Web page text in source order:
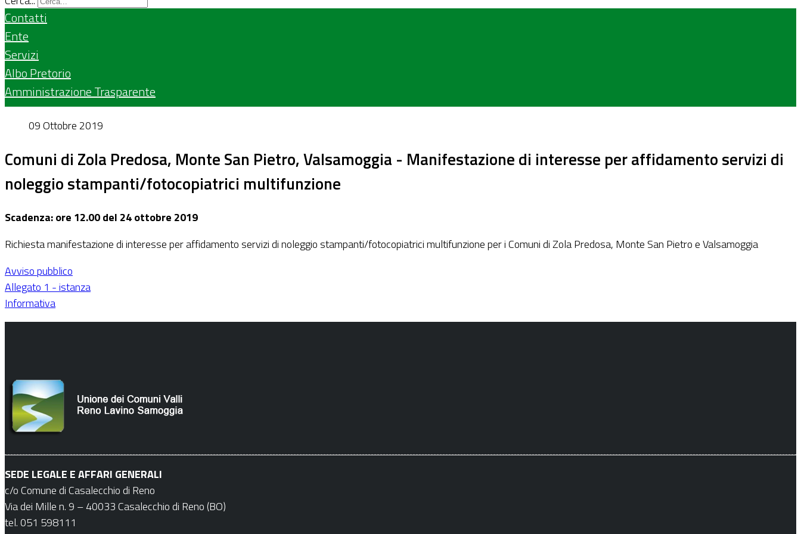
Contatti
Ente
Servizi
Albo Pretorio
Amministrazione Trasparente
09 Ottobre 2019
Comuni di Zola Predosa, Monte San Pietro, Valsamoggia - Manifestazione di interesse per affidamento servizi di
noleggio stampanti/fotocopiatrici multifunzione
Scadenza: ore 12.00 del 24 ottobre 2019
Richiesta manifestazione di interesse per affidamento servizi di noleggio stampanti/fotocopiatrici multifunzione per i Comuni di Zola Predosa, Monte San Pietro e Valsamoggia
Avviso pubblico
Allegato 1 - istanza
Informativa
SEDE LEGALE E AFFARI GENERALI
c/o Comune di Casalecchio di Reno
Via dei Mille n. 9 – 40033 Casalecchio di Reno (BO)
tel. 051 598111